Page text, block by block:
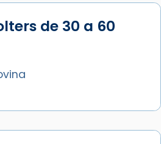
de 30 a 60